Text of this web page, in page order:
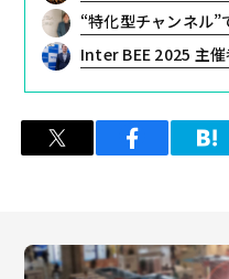
“特化型チャンネル”でCTV価値最
Inter BEE 2025 主催者が語る見ど
ツイート シェア